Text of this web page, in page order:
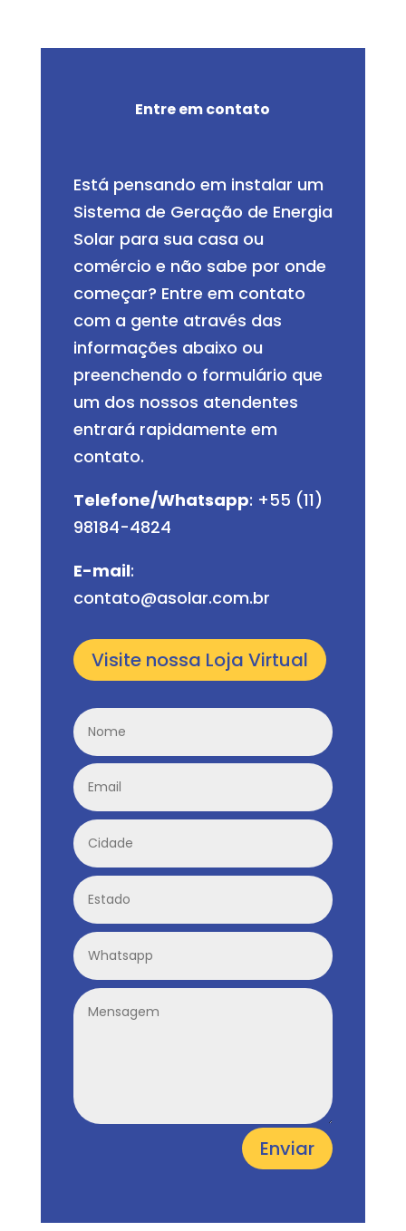
Entre em contato
Está pensando em instalar um
Sistema de Geração de Energia
Solar para sua casa ou
comércio e não sabe por onde
começar? Entre em contato
com a gente através das
informações abaixo ou
preenchendo o formulário que
um dos nossos atendentes
entrará rapidamente em
contato.
Telefone/Whatsapp: +55 (11)
98184-4824
E-mail:
contato@asolar.com.br
Visite nossa Loja Virtual
Enviar